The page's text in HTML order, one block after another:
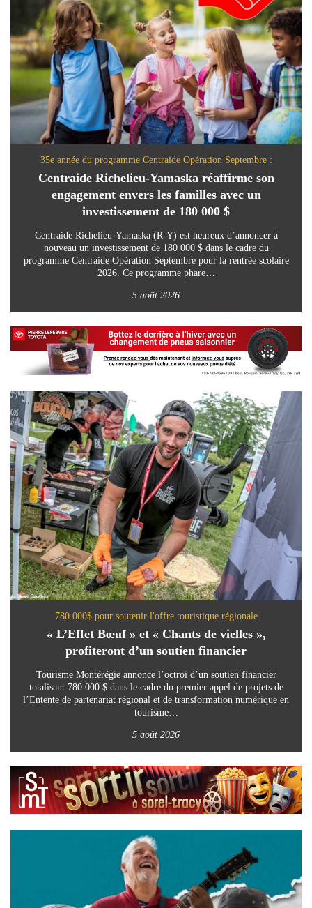
35e année du programme Centraide Opération Septembre :
Centraide Richelieu-Yamaska réaffirme son
engagement envers les familles avec un
investissement de 180 000 $
Centraide Richelieu-Yamaska (R-Y) est heureux d’annoncer à
nouveau un investissement de 180 000 $ dans le cadre du
programme Centraide Opération Septembre pour la rentrée scolaire
2026. Ce programme phare…
5 août 2026
780 000$ pour soutenir l'offre touristique régionale
« L’Effet Bœuf » et « Chants de vielles »,
profiteront d’un soutien financier
Tourisme Montérégie annonce l’octroi d’un soutien financier
totalisant 780 000 $ dans le cadre du premier appel de projets de
l’Entente de partenariat régional et de transformation numérique en
tourisme…
5 août 2026